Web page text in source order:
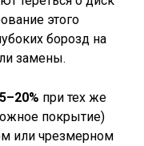
этого
борозд на
замены.
при тех же
покрытие)
или чрезмерном